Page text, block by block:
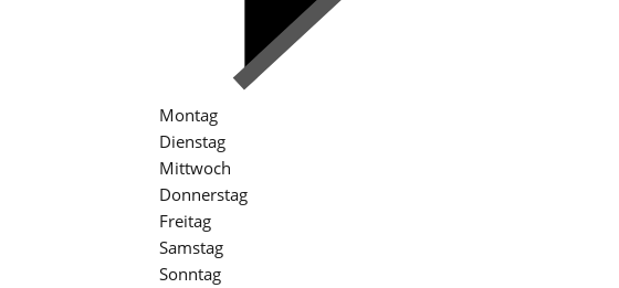
Montag
Dienstag
Mittwoch
Donnerstag
Freitag
Samstag
Sonntag